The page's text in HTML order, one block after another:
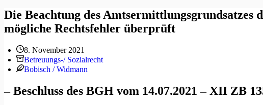
Die Beachtung des
mögliche Rechtsfehler überprüft
8. November 2021
Betreuungs-/ Sozialrecht
Bobisch / Widmann
– Beschluss des BGH vom 14.07.2021 – XII ZB